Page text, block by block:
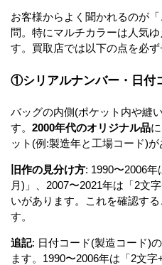
お客様からよく聞かれるのが
問。特にマルチカラーは人気
す。買取店では以下の点を必ず
①シリアルナンバー・日付
バッグの内側(ポケット内や縫
す。 2000年代のオリジナル品
ット(例:製造年と工場コード)が
旧作の見分け方: 1990〜2006年
月)」、2007〜2021年は「2文
いがあります。これを確認す
す。
追記: 日付コード(製造コード)
ます。1990〜2006年は「2文